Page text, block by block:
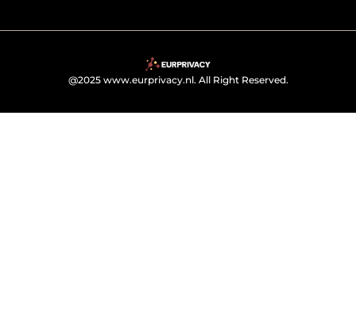
@2025 www.eurprivacy.nl. All Right Reserved.